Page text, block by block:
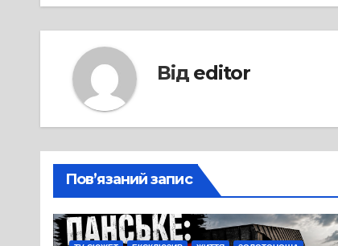
Від editor
Пов’язаний запис